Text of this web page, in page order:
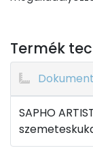
Termék
SAPHO